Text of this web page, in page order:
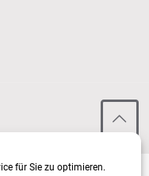
für Sie zu optimieren.